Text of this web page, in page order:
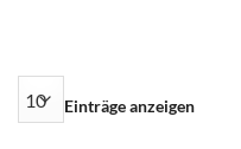
Einträge anzeigen